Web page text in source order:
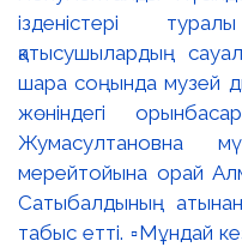
ізденістері
қатысушылардың
шара соңында музей
жөніндегі
Жумасултановна
мерейтойына орай
Сатыбалдының атынан
табыс етті. ▫️Мұндай